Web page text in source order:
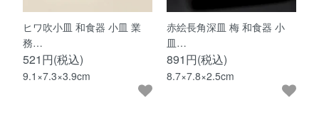
ヒワ吹小皿 和食器 小皿 業
務…
521円(税込)
9.1×7.3×3.9cm
赤絵長角深皿 梅 和食器 小
皿…
891円(税込)
8.7×7.8×2.5cm